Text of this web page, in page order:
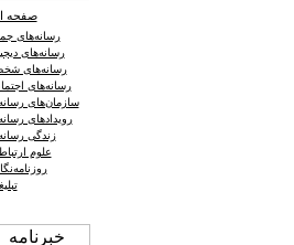
صفحه
رسانه‌های
رسانه‌های
رسانه‌های
رسانه‌های
سازمان‌های
رویدادهای
زندگی
علوم